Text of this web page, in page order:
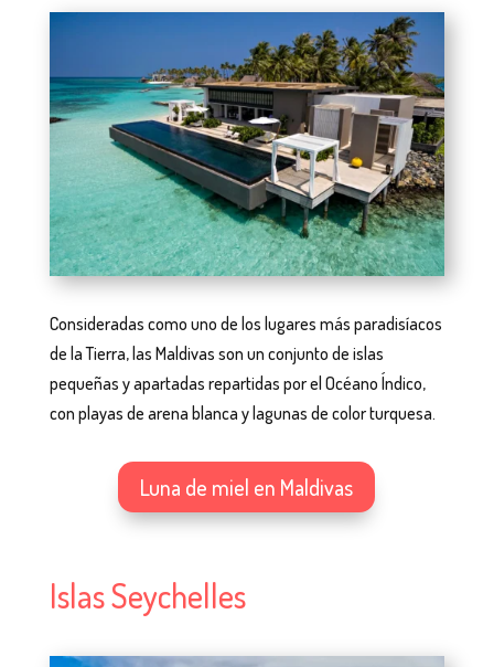
Consideradas como uno de los lugares más paradisíacos
de la Tierra, las Maldivas son un conjunto de islas
pequeñas y apartadas repartidas por el Océano Índico,
con playas de arena blanca y lagunas de color turquesa.
Luna de miel en Maldivas
Islas Seychelles